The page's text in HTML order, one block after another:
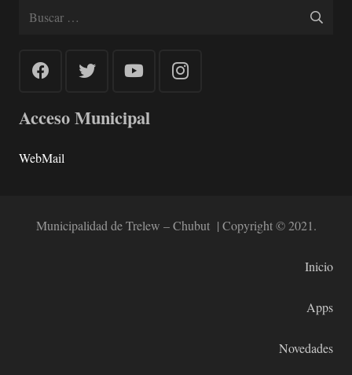
Buscar:
Acceso Municipal
WebMail
Municipalidad de Trelew – Chubut | Copyright © 2021.
Inicio
Apps
Novedades